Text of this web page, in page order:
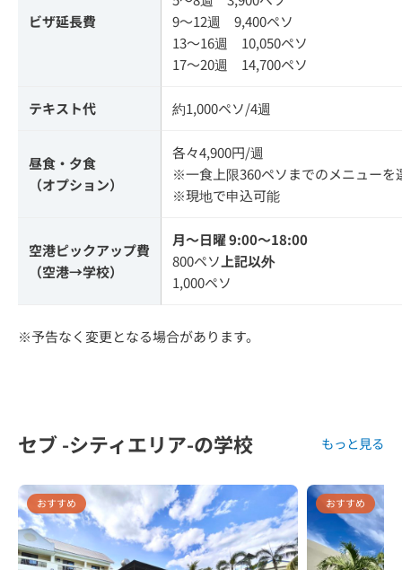
ビザ延長費
9～12週 9,400ペソ
13～16週 10,050ペソ
17～20週 14,700ペソ
テキスト代 約1,000ペソ/4週
昼食・夕食
（オプション）
各々4,900円/週
※一食上限360ペソまでのメニューを
※現地で申込可能
空港ピックアップ費
（空港→学校）
月～日曜 9:00～18:00
800ペソ上記以外
1,000ペソ
※予告なく変更となる場合があります。
セブ -シティエリア-の学校 もっと見る
おすすめ おすすめ